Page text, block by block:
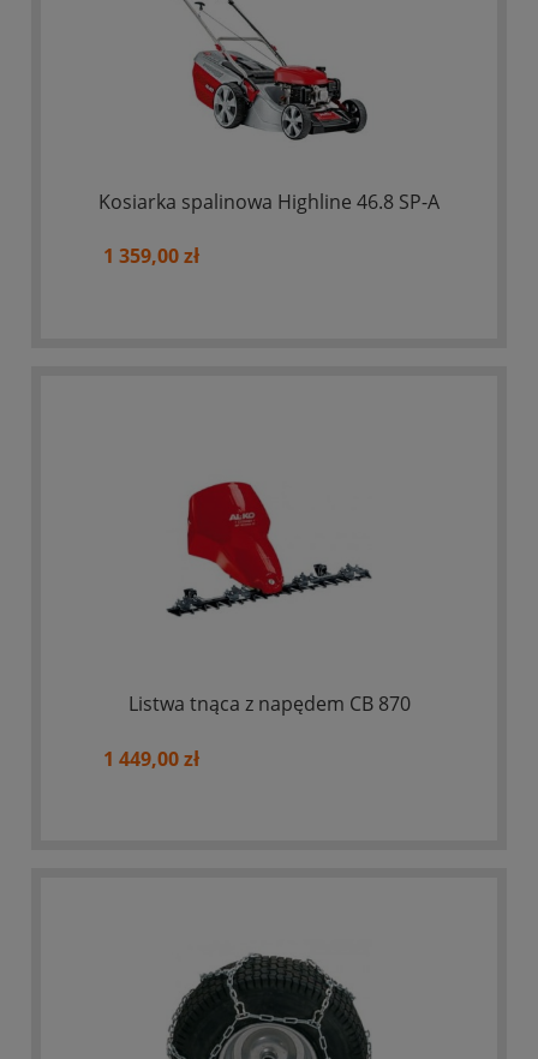
Kosiarka spalinowa Highline 46.8 SP-A
1 359,00 zł
Listwa tnąca z napędem CB 870
1 449,00 zł